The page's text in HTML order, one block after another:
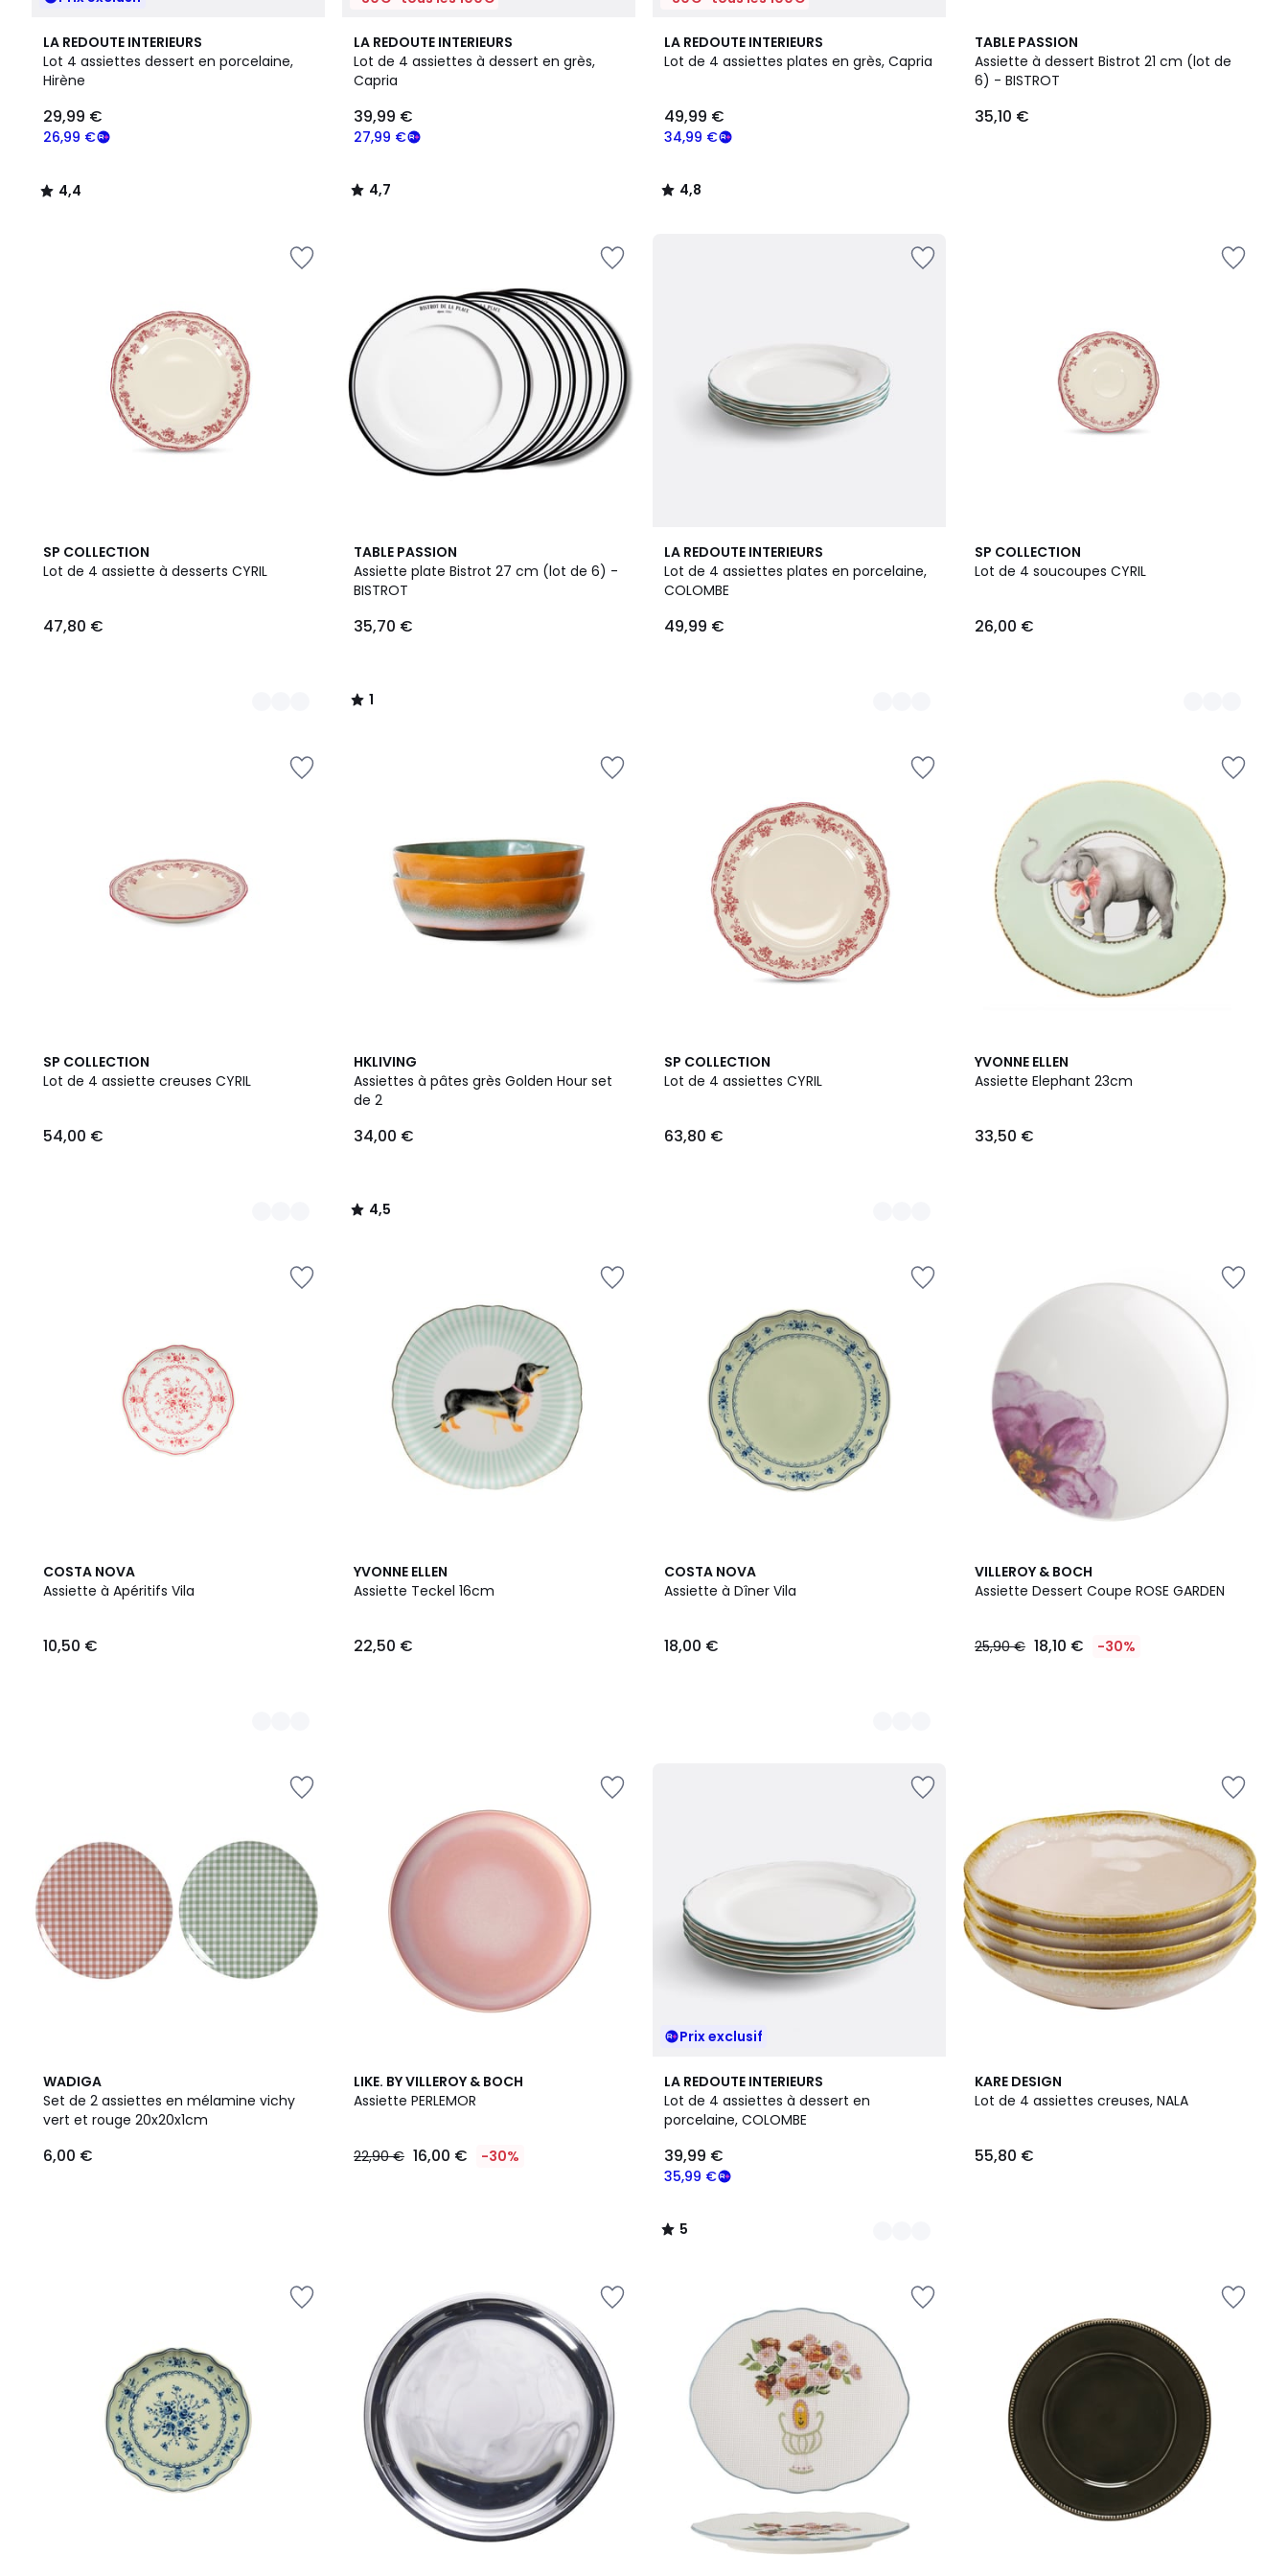
LA REDOUTE INTERIEURS
Lot 4 assiettes dessert en porcelaine,
Hirène
€
souscrivez
programme
26,99 €
29,99 €
4,4
/ 5
4,4
/
LA REDOUTE INTERIEURS
Lot de 4 assiettes à dessert en grès,
Capria
27,99 €
39,99 €
4,7
/ 5
4,7
/
LA REDOUTE INTERIEURS
Lot de 4 assiettes plates en grès, Capria
34,99 €
49,99 €
4,8
/ 5
4,8
/
TABLE PASSION
Assiette à dessert Bistrot 21 cm (lot de
6) - BISTROT
35,10 €
SP COLLECTION
Lot de 4 assiette à desserts CYRIL
47,80 €
2
Couleurs
TABLE PASSION
Assiette plate Bistrot 27 cm (lot de 6) -
BISTROT
35,70 €
1
/
5
1
/
LA REDOUTE INTERIEURS
Lot de 4 assiettes plates en porcelaine,
COLOMBE
49,99 €
2
Couleurs
SP COLLECTION
Lot de 4 soucoupes CYRIL
26,00 €
2
Couleurs
SP COLLECTION
Lot de 4 assiette creuses CYRIL
54,00 €
2
Couleurs
HKLIVING
Assiettes à pâtes grès Golden Hour set
de 2
34,00 €
4,5
/ 5
4,5
/
SP COLLECTION
Lot de 4 assiettes CYRIL
63,80 €
2
Couleurs
YVONNE ELLEN
Assiette Elephant 23cm
33,50 €
COSTA NOVA
Assiette à Apéritifs Vila
10,50 €
5
Couleurs
YVONNE ELLEN
Assiette Teckel 16cm
22,50 €
COSTA NOVA
Assiette à Dîner Vila
18,00 €
6
Couleurs
VILLEROY & BOCH
Assiette Dessert Coupe ROSE GARDEN
25,90 € 18,10 € -30%
WADIGA
Set de 2 assiettes en mélamine vichy
vert et rouge 20x20x1cm
6,00 €
LIKE. BY VILLEROY & BOCH
Assiette PERLEMOR
22,90 € 16,00 € -30%
Prix exclusif
LA REDOUTE INTERIEURS
Lot de 4 assiettes à dessert en
porcelaine, COLOMBE
35,99 €
39,99 €
5
/
5
2
Couleurs
5
/
KARE DESIGN
Lot de 4 assiettes creuses, NALA
55,80 €